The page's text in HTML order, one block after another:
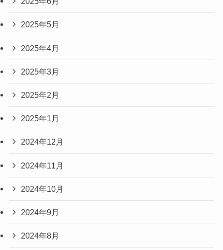
2025年5月
2025年4月
2025年3月
2025年2月
2025年1月
2024年12月
2024年11月
2024年10月
2024年9月
2024年8月